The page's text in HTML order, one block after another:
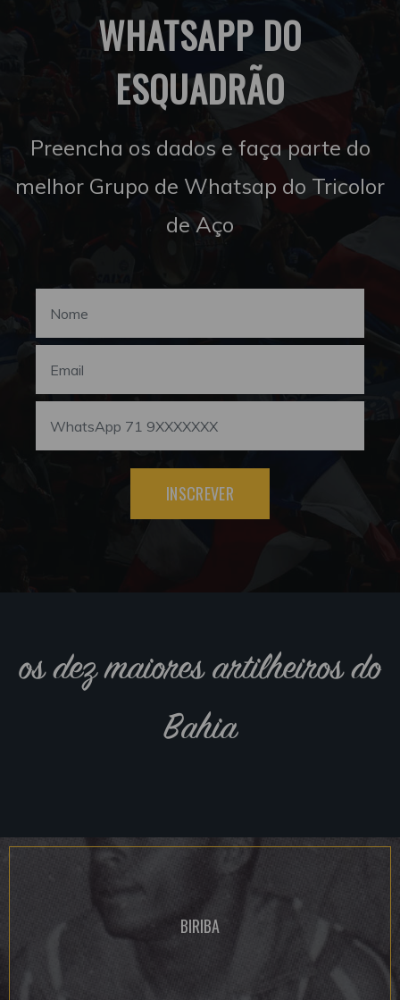
WHATSAPP DO
ESQUADRÃO
Preencha os dados e faça parte do
melhor Grupo de Whatsap do Tricolor
de Aço
INSCREVER
os dez maiores artilheiros do
Bahia
BIRIBA